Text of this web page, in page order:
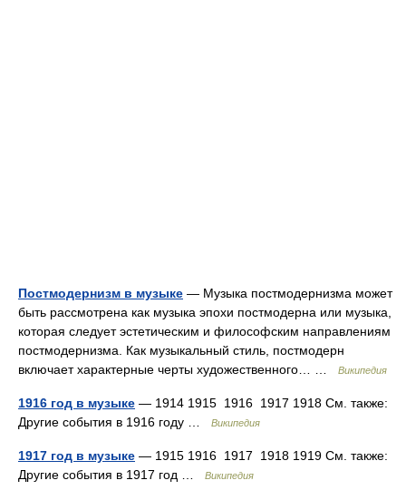
Постмодернизм в музыке — Музыка постмодернизма может
быть рассмотрена как музыка эпохи постмодерна или музыка,
которая следует эстетическим и философским направлениям
постмодернизма. Как музыкальный стиль, постмодерн
включает характерные черты художественного… …
Википедия
1916 год в музыке — 1914 1915 1916 1917 1918 См. также:
Другие события в 1916 году …
Википедия
1917 год в музыке — 1915 1916 1917 1918 1919 См. также:
Другие события в 1917 год …
Википедия